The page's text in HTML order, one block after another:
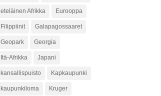
eteläinen Afrikka Eurooppa
Filippiinit Galapagossaaret
Geopark Georgia
Itä-Afrikka Japani
kansallispuisto Kapkaupunki
kaupunkiloma Kruger